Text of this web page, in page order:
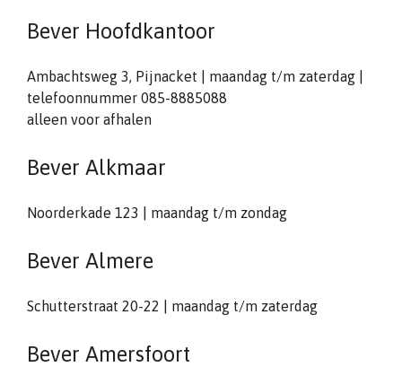
Bever Hoofdkantoor
Ambachtsweg 3, Pijnacket | maandag t/m zaterdag |
telefoonnummer 085-8885088
alleen voor afhalen
Bever Alkmaar
Noorderkade 123 | maandag t/m zondag
Bever Almere
Schutterstraat 20-22 | maandag t/m zaterdag
Bever Amersfoort